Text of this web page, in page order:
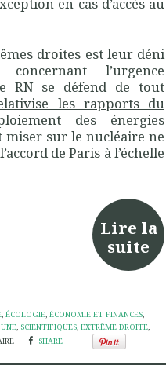
droites est leur déni
l’urgence
RN se défend de tout
les rapports du
des énergies
miser sur le nucléaire ne
de Paris à l’échelle
Lire la
suite
, ÉCOLOGIE, ÉCONOMIE ET FINANCES,
, SCIENTIFIQUES,EXTRÊME DROITE,
SHARE